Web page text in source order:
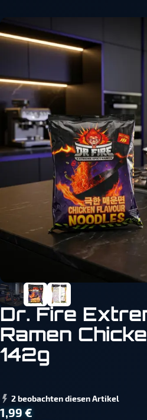
Dr. Fire
Ramen
142g
2 beobachten diesen Artikel
1,99 €